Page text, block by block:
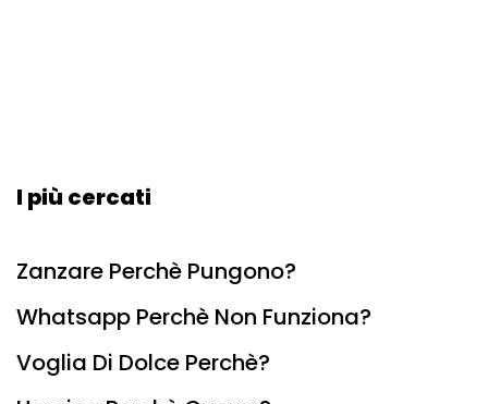
I più cercati
Zanzare Perchè Pungono?
Whatsapp Perchè Non Funziona?
Voglia Di Dolce Perchè?